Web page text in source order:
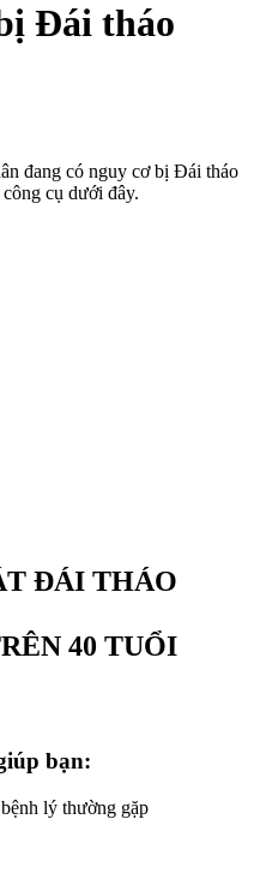
Đái tháo
đang có nguy cơ bị Đái tháo
cụ dưới đây.
ĐÁI THÁO
40 TUỔI
bạn:
lý thường gặp